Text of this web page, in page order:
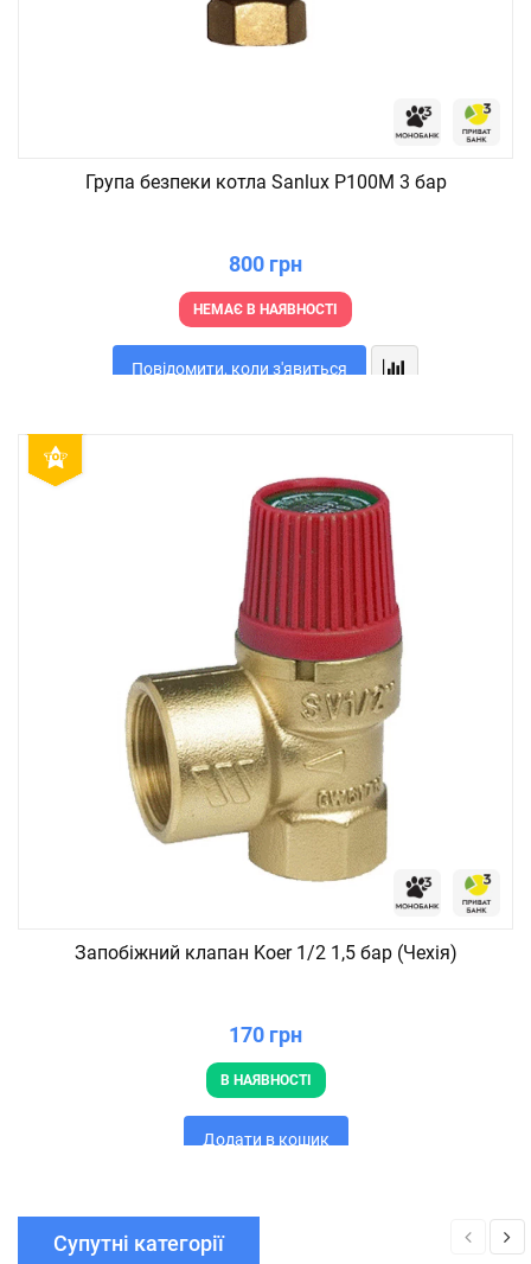
Група безпеки котла Sanlux P100M 3 бар
800 грн
НЕМАЄ В НАЯВНОСТІ
Повідомити, коли з'явиться
Запобіжний клапан Koer 1/2 1,5 бар (Чехія)
170 грн
В НАЯВНОСТІ
Додати в кошик
Супутні категорії